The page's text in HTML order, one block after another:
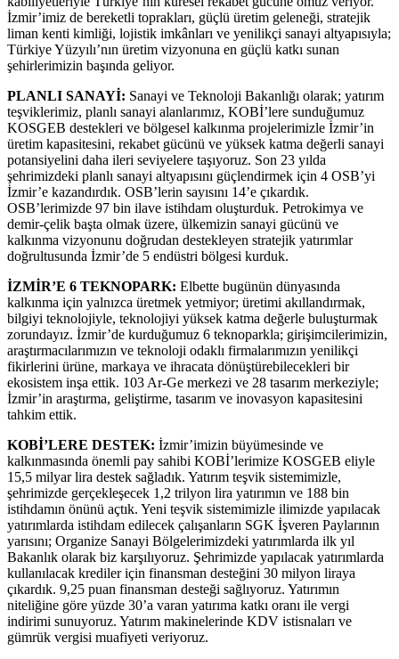
İzmir’imiz de bereketli toprakları, güçlü üretim geleneği, stratejik
liman kenti kimliği, lojistik imkânları ve yenilikçi sanayi altyapısıyla;
Türkiye Yüzyılı’nın üretim vizyonuna en güçlü katkı sunan
şehirlerimizin başında geliyor.
PLANLI SANAYİ: Sanayi ve Teknoloji Bakanlığı olarak; yatırım
teşviklerimiz, planlı sanayi alanlarımız, KOBİ’lere sunduğumuz
KOSGEB destekleri ve bölgesel kalkınma projelerimizle İzmir’in
üretim kapasitesini, rekabet gücünü ve yüksek katma değerli sanayi
potansiyelini daha ileri seviyelere taşıyoruz. Son 23 yılda
şehrimizdeki planlı sanayi altyapısını güçlendirmek için 4 OSB’yi
İzmir’e kazandırdık. OSB’lerin sayısını 14’e çıkardık.
OSB’lerimizde 97 bin ilave istihdam oluşturduk. Petrokimya ve
demir-çelik başta olmak üzere, ülkemizin sanayi gücünü ve
kalkınma vizyonunu doğrudan destekleyen stratejik yatırımlar
doğrultusunda İzmir’de 5 endüstri bölgesi kurduk.
İZMİR’E 6 TEKNOPARK: Elbette bugünün dünyasında
kalkınma için yalnızca üretmek yetmiyor; üretimi akıllandırmak,
bilgiyi teknolojiyle, teknolojiyi yüksek katma değerle buluşturmak
zorundayız. İzmir’de kurduğumuz 6 teknoparkla; girişimcilerimizin,
araştırmacılarımızın ve teknoloji odaklı firmalarımızın yenilikçi
fikirlerini ürüne, markaya ve ihracata dönüştürebilecekleri bir
ekosistem inşa ettik. 103 Ar-Ge merkezi ve 28 tasarım merkeziyle;
İzmir’in araştırma, geliştirme, tasarım ve inovasyon kapasitesini
tahkim ettik.
KOBİ’LERE DESTEK: İzmir’imizin büyümesinde ve
kalkınmasında önemli pay sahibi KOBİ’lerimize KOSGEB eliyle
15,5 milyar lira destek sağladık. Yatırım teşvik sistemimizle,
şehrimizde gerçekleşecek 1,2 trilyon lira yatırımın ve 188 bin
istihdamın önünü açtık. Yeni teşvik sistemimizle ilimizde yapılacak
yatırımlarda istihdam edilecek çalışanların SGK İşveren Paylarının
yarısını; Organize Sanayi Bölgelerimizdeki yatırımlarda ilk yıl
Bakanlık olarak biz karşılıyoruz. Şehrimizde yapılacak yatırımlarda
kullanılacak krediler için finansman desteğini 30 milyon liraya
çıkardık. 9,25 puan finansman desteği sağlıyoruz. Yatırımın
niteliğine göre yüzde 30’a varan yatırıma katkı oranı ile vergi
indirimi sunuyoruz. Yatırım makinelerinde KDV istisnaları ve
gümrük vergisi muafiyeti veriyoruz.